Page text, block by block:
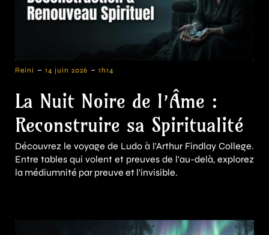
Reini - 14 juin 2026 - 1h14
La Nuit Noire de l’Âme :
Reconstruire sa Spiritualité
Découvrez le voyage de Ludo à l'Arthur Findlay College.
Entre tables qui volent et preuves de l'au-delà, explorez
la médiumnité par preuve et l'invisible.